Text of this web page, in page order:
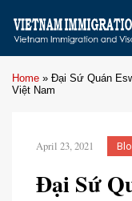
Home » Đại Sứ Quán
Việt Nam
April 23, 2021
Đại Sứ